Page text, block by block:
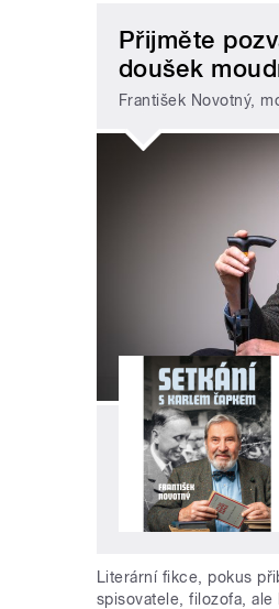
Přijměte
doušek
František Novotný,
Literární fikce, pokus
spisovatele, filozofa, ale